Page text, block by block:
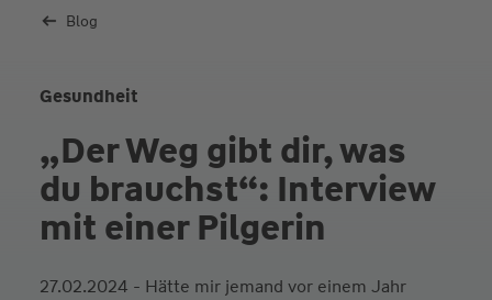
Blog
Gesundheit
„Der Weg gibt dir, was
du brauchst“: Interview
mit einer Pilgerin
27.02.2024 - Hätte mir jemand vor einem Jahr